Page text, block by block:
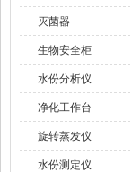
灭菌器
生物安全柜
水份分析仪
净化工作台
旋转蒸发仪
水份测定仪